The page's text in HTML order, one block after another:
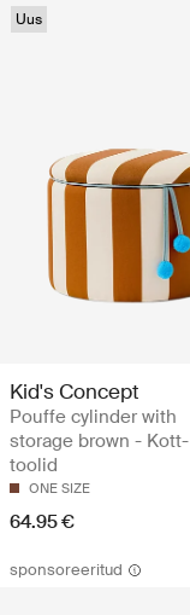
Uus
Kid's Concept
Pouffe cylinder with
storage brown - Kott-
toolid
ONE SIZE
64.95 €
sponsoreeritud